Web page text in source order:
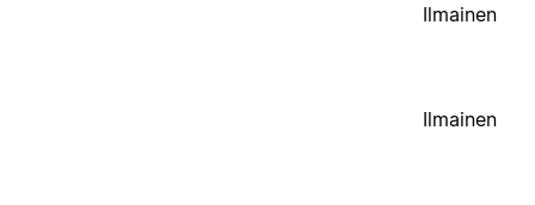
Ilmainen
Ilmainen